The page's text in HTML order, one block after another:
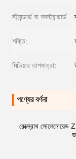
স্ট্যান্ডার্ড বা ননস্ট্যান্ডার্ড:
শক্তি:
মিডিয়ার তাপমাত্রা:
পণ্যের বর্ণনা
রেক্স্রোথ সোলেনোয়েড